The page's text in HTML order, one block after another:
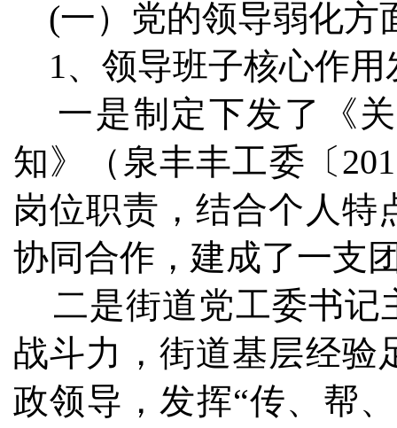
(一）党的领导弱化方
1、领导班子核心作用
一是制定下发了《
知》（泉丰丰工委〔
岗位职责，结合个人特
协同合作，建成了一支
二是街道党工委书记
战斗力，街道基层经验
政领导，发挥“传、帮